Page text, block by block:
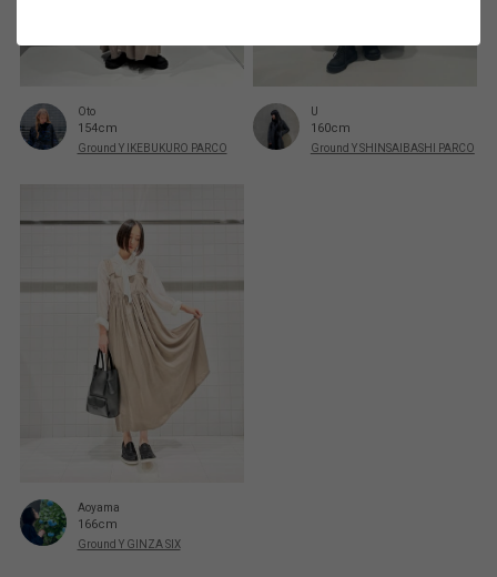
Oto
154cm
Ground Y IKEBUKURO PARCO
U
160cm
Ground Y SHINSAIBASHI PARCO
Aoyama
166cm
Ground Y GINZA SIX